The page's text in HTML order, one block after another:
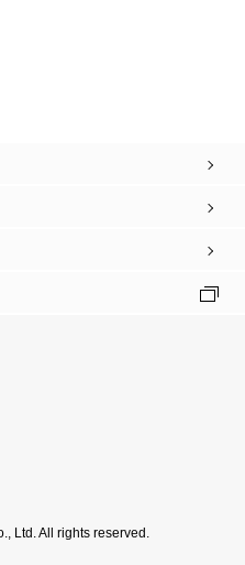
Ltd. All rights reserved.